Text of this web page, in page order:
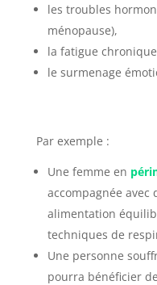
les troubles
ménopause),
la fatigue
le surmenage
Par exemple :
Une femme en
accompagnée avec
alimentation
techniques de
Une personne
pourra bénéficier